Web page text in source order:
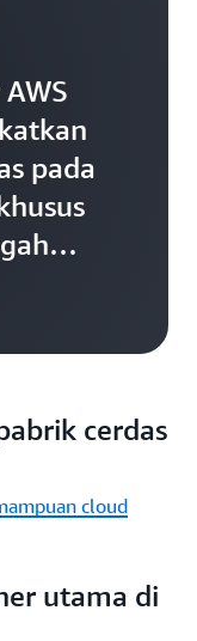
pada
cerdas
cloud
utama di